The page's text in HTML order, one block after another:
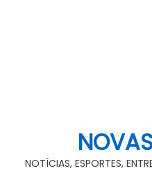
NOTÍCIAS, ESPORTES,